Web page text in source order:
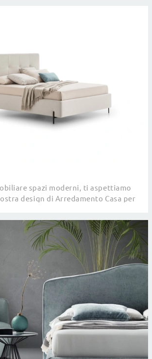
spazi moderni, ti aspettiamo
design di Arredamento Casa per